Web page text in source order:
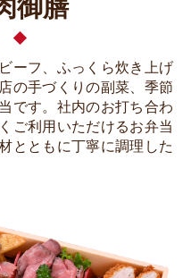
御膳
ーフ、ふっくら炊き上げ
の手づくりの副菜、季節
です。社内のお打ち合わ
ご利用いただけるお弁当
とともに丁寧に調理した